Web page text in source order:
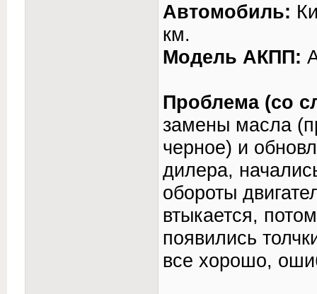
Автомобиль:
км.
Модель АКПП:
Проблема (со
замены масла
черное) и
дилера,
обороты
втыкается,
появились
все хорошо,